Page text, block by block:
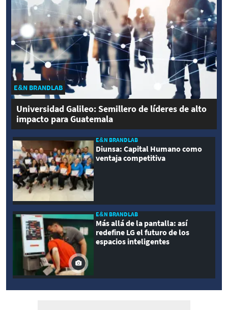
E&N BRANDLAB
Universidad Galileo: Semillero de líderes de alto
impacto para Guatemala
E&N BRANDLAB
Diunsa: Capital Humano como
ventaja competitiva
E&N BRANDLAB
Más allá de la pantalla: así
redefine LG el futuro de los
espacios inteligentes